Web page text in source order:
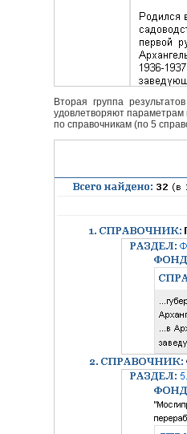
Вторая группа
удовлетворяют параметрам
по справочникам (по 5